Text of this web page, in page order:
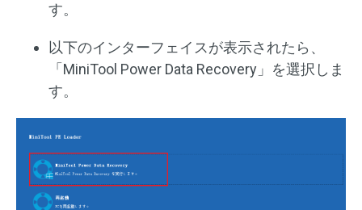
す。
以下のインターフェイスが表示されたら、
「MiniTool Power Data Recovery」を選択しま
す。